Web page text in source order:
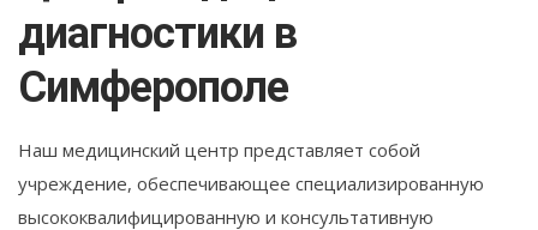
диагностики в
Симферополе
Наш медицинский центр представляет собой
учреждение, обеспечивающее специализированную
высококвалифицированную и консультативную